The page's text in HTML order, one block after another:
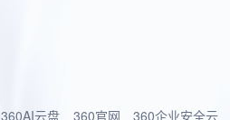
360AI云盘 360官网 360企业安全云